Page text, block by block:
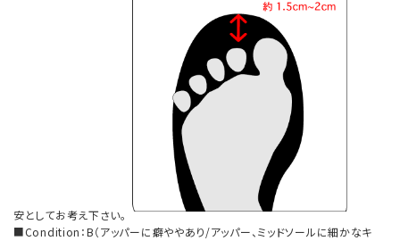
安としてお考え下さい。
■Condition：B（アッパーに癖ややあり/アッパー、ミッドソールに細かなキ